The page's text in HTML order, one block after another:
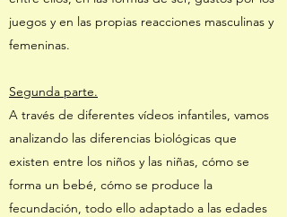
juegos y en las propias reacciones masculinas y
femeninas.
Segunda parte.
A través de diferentes vídeos infantiles, vamos
analizando las diferencias biológicas que
existen entre los niños y las niñas, cómo se
forma un bebé, cómo se produce la
fecundación, todo ello adaptado a las edades